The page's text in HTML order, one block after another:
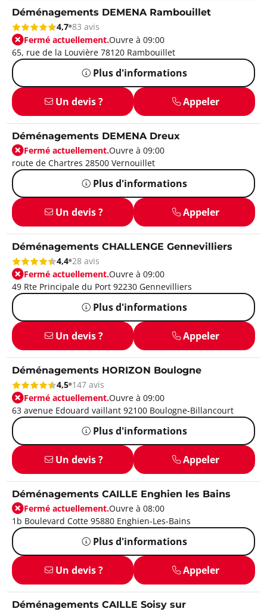
Déménagements DEMENA Rambouillet
4,7 83 avis
Fermé actuellement.Ouvre à 09:00
65, rue de la Louvière 78120 Rambouillet
Plus d'informations
Un devis ? Appeler
Déménagements DEMENA Dreux
Fermé actuellement.Ouvre à 09:00
route de Chartres 28500 Vernouillet
Plus d'informations
Un devis ? Appeler
Déménagements CHALLENGE Gennevilliers
4,4 28 avis
Fermé actuellement.Ouvre à 09:00
49 Rte Principale du Port 92230 Gennevilliers
Plus d'informations
Un devis ? Appeler
Déménagements HORIZON Boulogne
4,5 147 avis
Fermé actuellement.Ouvre à 09:00
63 avenue Edouard vaillant 92100 Boulogne-Billancourt
Plus d'informations
Un devis ? Appeler
Déménagements CAILLE Enghien les Bains
Fermé actuellement.Ouvre à 08:00
1b Boulevard Cotte 95880 Enghien-Les-Bains
Plus d'informations
Un devis ? Appeler
Déménagements CAILLE Soisy sur